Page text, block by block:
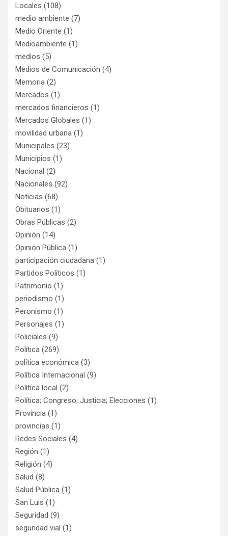
Locales (108)
medio ambiente (7)
Medio Oriente (1)
Medioambiente (1)
medios (5)
Medios de Comunicación (4)
Memoria (2)
Mercados (1)
mercados financieros (1)
Mercados Globales (1)
movilidad urbana (1)
Municipales (23)
Municipios (1)
Nacional (2)
Nacionales (92)
Noticias (68)
Obituarios (1)
Obras Públicas (2)
Opinión (14)
Opinión Pública (1)
participación ciudadana (1)
Partidos Políticos (1)
Patrimonio (1)
periodismo (1)
Peronismo (1)
Personajes (1)
Policiales (9)
Política (269)
política económica (3)
Política Internacional (9)
Política local (2)
Política; Congreso; Justicia; Elecciones (1)
Provincia (1)
provincias (1)
Redes Sociales (4)
Región (1)
Religión (4)
Salud (8)
Salud Pública (1)
San Luis (1)
Seguridad (9)
seguridad vial (1)